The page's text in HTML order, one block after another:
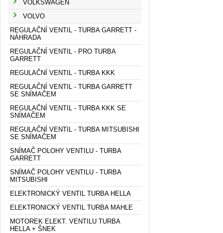
VOLKSWAGEN
VOLVO
REGULAČNÍ VENTIL - TURBA GARRETT -
NÁHRADA
REGULAČNÍ VENTIL - PRO TURBA
GARRETT
REGULAČNÍ VENTIL - TURBA KKK
REGULAČNÍ VENTIL - TURBA GARRETT
SE SNÍMAČEM
REGULAČNÍ VENTIL - TURBA KKK SE
SNÍMAČEM
REGULAČNÍ VENTIL - TURBA MITSUBISHI
SE SNÍMAČEM
SNÍMAČ POLOHY VENTILU - TURBA
GARRETT
SNÍMAČ POLOHY VENTILU - TURBA
MITSUBISHI
ELEKTRONICKÝ VENTIL TURBA HELLA
ELEKTRONICKÝ VENTIL TURBA MAHLE
MOTOREK ELEKT. VENTILU TURBA
HELLA + ŠNEK